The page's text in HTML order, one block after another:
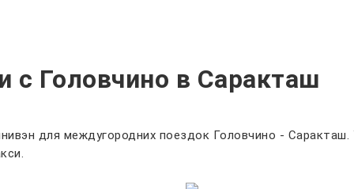
с Головчино в Саракташ
для междугородних поездок Головчино - Саракташ.